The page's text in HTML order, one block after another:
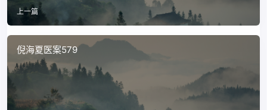
上一篇
倪海夏医案579